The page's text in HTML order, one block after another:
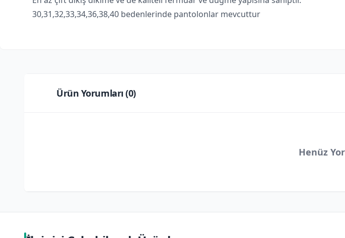
30,31,32,33,34,36,38,40 bedenlerinde pantolonlar mevcuttur
Ürün Yorumları (0)
Henüz